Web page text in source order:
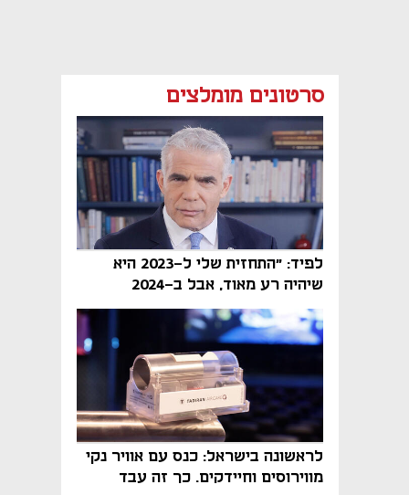
סרטונים מומלצים
לפיד: "התחזית שלי ל-2023 היא
שיהיה רע מאוד, אבל ב-2024
הממשלה תיפול"
לראשונה בישראל: כנס עם אוויר נקי
מווירוסים וחיידקים. כך זה עבד